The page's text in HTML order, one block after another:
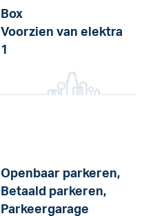
Box
Voorzien van elektra
1
Openbaar parkeren,
Betaald parkeren,
Parkeergarage